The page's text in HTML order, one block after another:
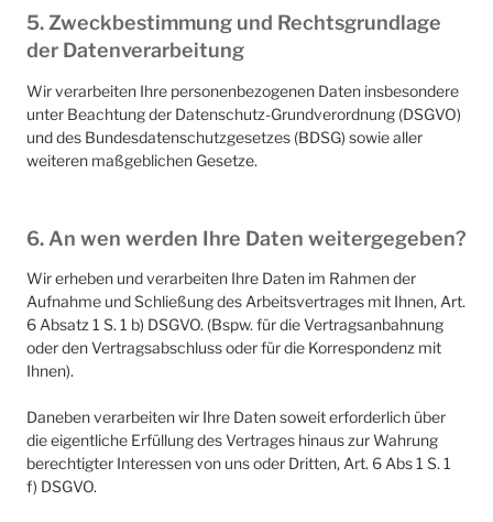
5. Zweckbestimmung und Rechtsgrundlage
der Datenverarbeitung
Wir verarbeiten Ihre personenbezogenen Daten insbesondere
unter Beachtung der Datenschutz-Grundverordnung (DSGVO)
und des Bundesdatenschutzgesetzes (BDSG) sowie aller
weiteren maßgeblichen Gesetze.
6. An wen werden Ihre Daten weitergegeben?
Wir erheben und verarbeiten Ihre Daten im Rahmen der
Aufnahme und Schließung des Arbeitsvertrages mit Ihnen, Art.
6 Absatz 1 S. 1 b) DSGVO. (Bspw. für die Vertragsanbahnung
oder den Vertragsabschluss oder für die Korrespondenz mit
Ihnen).
Daneben verarbeiten wir Ihre Daten soweit erforderlich über
die eigentliche Erfüllung des Vertrages hinaus zur Wahrung
berechtigter Interessen von uns oder Dritten, Art. 6 Abs 1 S. 1
f) DSGVO.